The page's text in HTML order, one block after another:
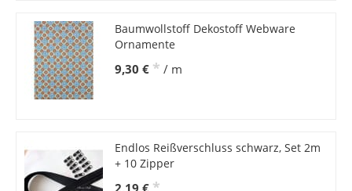
Baumwollstoff Dekostoff Webware
Ornamente
9,30 € * / m
Endlos Reißverschluss schwarz, Set 2m
+ 10 Zipper